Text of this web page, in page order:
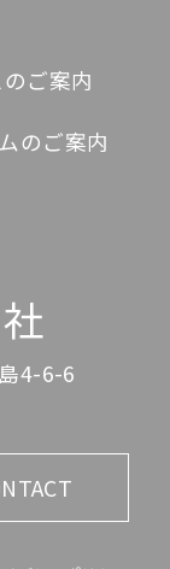
ご案内
のご案内
4-6-6